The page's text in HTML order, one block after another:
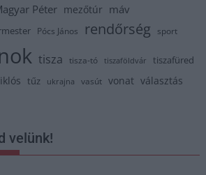
Péter mezőtúr máv
Pócs János rendőrség sport
tisza tisza-tó tiszaföldvár tiszafüred
tűz ukrajna vasút vonat választás
velünk!